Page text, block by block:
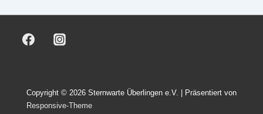
Copyright © 2026 Sternwarte Überlingen e.V.
| Präsentiert von
Responsive-Theme